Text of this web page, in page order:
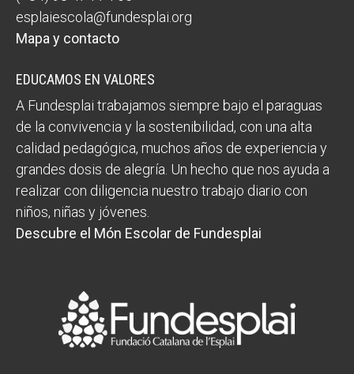
esplaiescola@fundesplai.org
Mapa y contacto
EDUCAMOS EN VALORES
A Fundesplai trabajamos siempre bajo el paraguas
de la convivencia y la sostenibilidad, con una alta
calidad pedagógica, muchos años de experiencia y
grandes dosis de alegría. Un hecho que nos ayuda a
realizar con diligencia nuestro trabajo diario con
niños, niñas y jóvenes.
Descubre el Món Escolar de Fundesplai